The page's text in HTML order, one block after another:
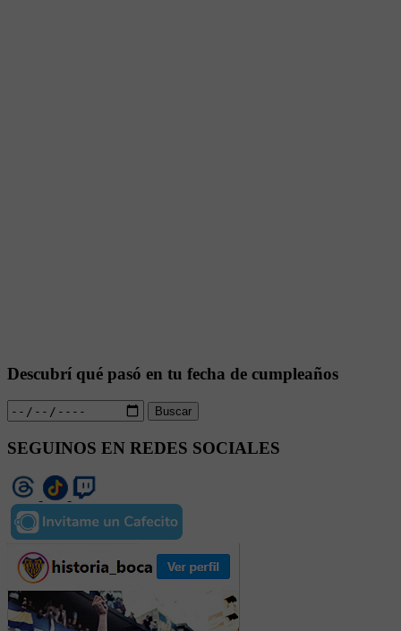
Descubrí qué pasó en tu fecha de cumpleaños
Buscar
SEGUINOS EN REDES SOCIALES